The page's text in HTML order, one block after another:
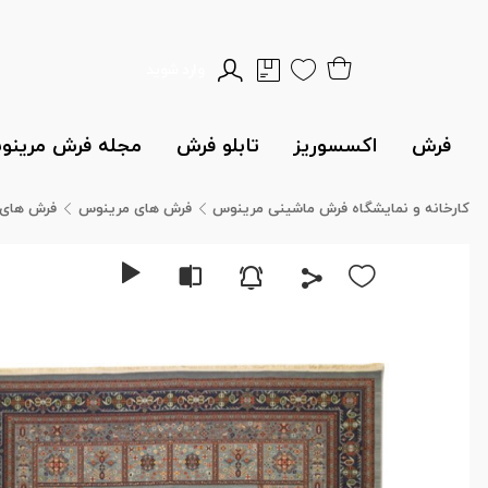
فرش اکسسوریز تابلو فرش مجله فرش
کارخانه و نمایشگاه فرش ماشینی مرینوس فرش های مرینوس فرش